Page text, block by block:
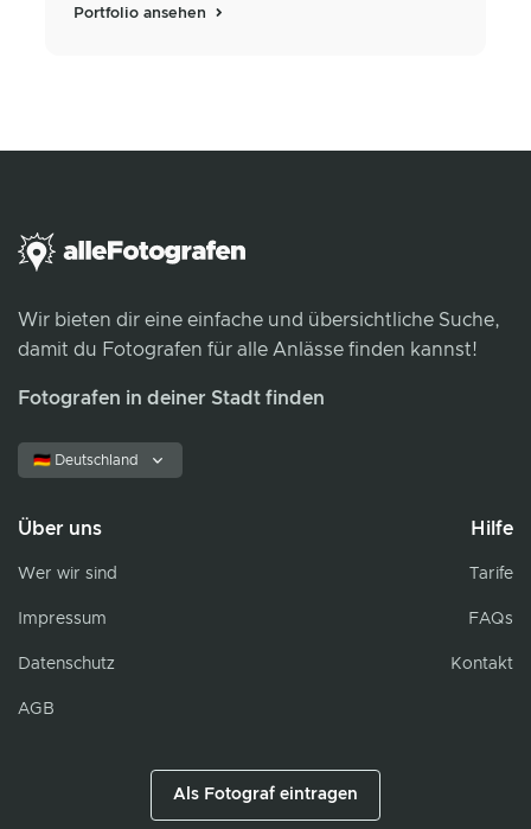
Portfolio ansehen
Wir bieten dir eine einfache und übersichtliche Suche,
damit du Fotografen für alle Anlässe finden kannst!
Fotografen in deiner Stadt finden
🇩🇪 Deutschland
Über uns
Wer wir sind
Impressum
Datenschutz
AGB
Hilfe
Tarife
FAQs
Kontakt
Als Fotograf eintragen